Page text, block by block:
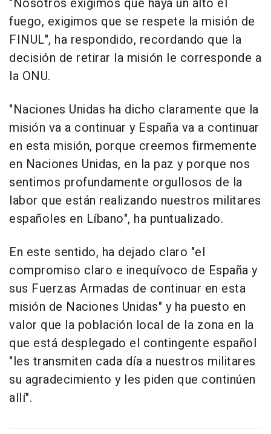
"Nosotros exigimos que haya un alto el
fuego, exigimos que se respete la misión de
FINUL", ha respondido, recordando que la
decisión de retirar la misión le corresponde a
la ONU.
"Naciones Unidas ha dicho claramente que la
misión va a continuar y España va a continuar
en esta misión, porque creemos firmemente
en Naciones Unidas, en la paz y porque nos
sentimos profundamente orgullosos de la
labor que están realizando nuestros militares
españoles en Líbano", ha puntualizado.
En este sentido, ha dejado claro "el
compromiso claro e inequívoco de España y
sus Fuerzas Armadas de continuar en esta
misión de Naciones Unidas" y ha puesto en
valor que la población local de la zona en la
que está desplegado el contingente español
"les transmiten cada día a nuestros militares
su agradecimiento y les piden que continúen
allí".